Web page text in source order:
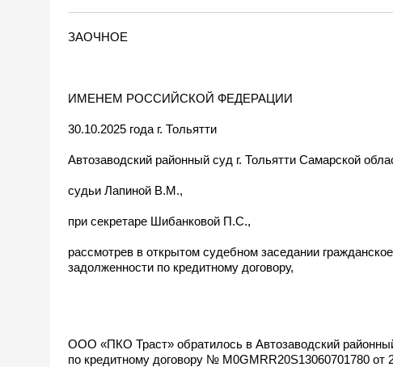
ЗАОЧНОЕ
ИМЕНЕМ РОССИЙСКОЙ ФЕДЕРАЦИИ
30.10.2025 года г. Тольятти
Автозаводский районный суд г. Тольятти Самарской
судьи Лапиной В.М.,
при секретаре Шибанковой П.С.,
рассмотрев в открытом судебном заседании
задолженности по кредитному договору,
ООО «ПКО Траст» обратилось в Автозаводский
по кредитному договору № М0GMRR20S13060701780 от